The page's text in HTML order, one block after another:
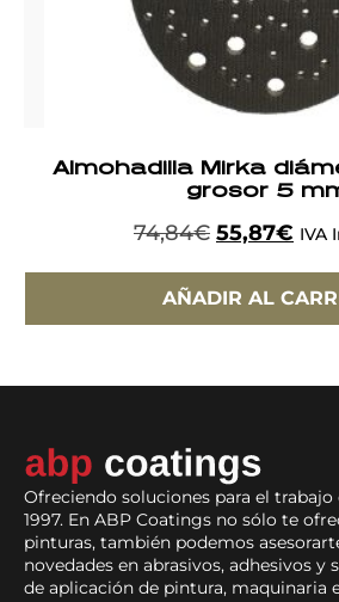
Almohadilla Mirka
grosor 5
74,84€ 55,87€ IVA
AÑADIR AL
Ofreciendo soluciones para el trabajo
1997. En ABP Coatings no sólo te
pinturas, también podemos
novedades en abrasivos, adhesivos y
de aplicación de pintura, maquinaria